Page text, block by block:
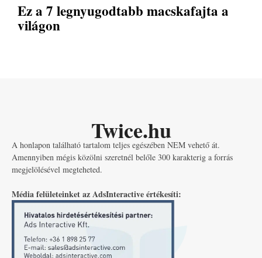
Ez a 7 legnyugodtabb macskafajta a
világon
Twice.hu
A honlapon található tartalom teljes egészében NEM vehető át.
Amennyiben mégis közölni szeretnél belőle 300 karakterig a forrás
megjelölésével megteheted.
Média felületeinket az AdsInteractive értékesíti: